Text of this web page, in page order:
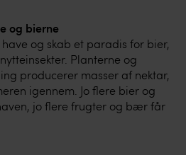
og bierne
og skab et paradis for bier,
Planterne og
producerer masser af nektar,
igennem. Jo flere bier og
jo flere frugter og bær får